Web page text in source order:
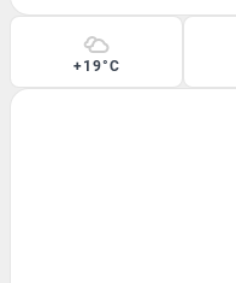
+19°C